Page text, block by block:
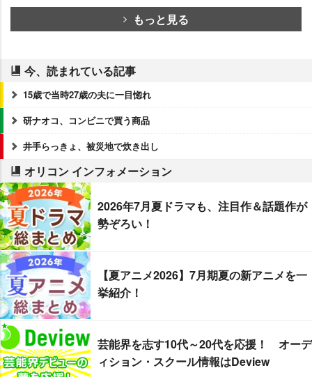
もっと見る
今、読まれている記事
15歳で当時27歳の夫に一目惚れ
研ナオコ、コンビニで買う商品
井手らっきょ、被災地で炊き出し
オリコン インフォメーション
2026年7月夏ドラマも、注目作＆話題作が
勢ぞろい！
【夏アニメ2026】7月期夏の新アニメを一
挙紹介！
芸能界を志す10代～20代を応援！ オーデ
ィション・スクール情報はDeview